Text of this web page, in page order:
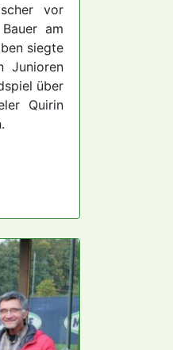
vor
am
siegte
Junioren
über
Quirin